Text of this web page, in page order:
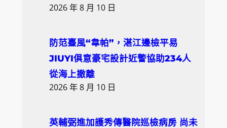
2026 年 8 月 10 日
防范臺風“韋帕”，湛江邊檢平易
JIUYI俱意豪宅設計近警協助234人
從海上撤離
2026 年 8 月 10 日
英輔弼進加護秀傳醫院巡檢病房 尚未